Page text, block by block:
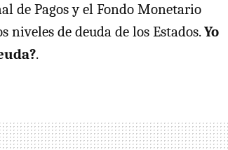
de Pagos y el Fondo Monetario
de deuda de los Estados.Yo
.